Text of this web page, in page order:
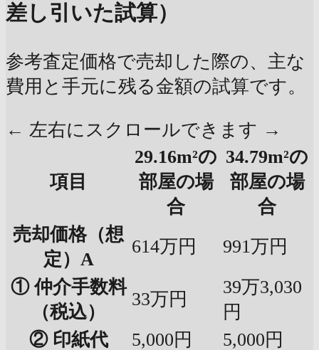
差し引いた試算）
参考査定価格で売却した際の、主な
費用と手元に残る金額の試算です。
← 左右にスクロールできます →
項目
29.16m²の
部屋の場
合
34.79m²の
部屋の場
合
売却価格（想
定）A
614万円
991万円
① 仲介手数料
（税込）
33万円
39万3,030
円
② 印紙代
5,000円 5,000円